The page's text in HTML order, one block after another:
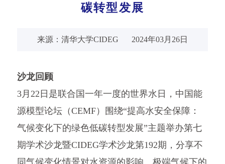
碳转型发展
来源：清华大学CIDEG 2024年03月26日
沙龙回顾
3月22日是联合国一年一度的世界水日，中国能
源模型论坛（CEMF）围绕“提高水安全保障：
气候变化下的绿色低碳转型发展”主题举办第七
期学术沙龙暨CIDEG学术沙龙第192期，分享不